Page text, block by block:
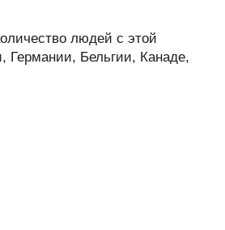
людей с этой
Германии, Бельгии, Канаде,